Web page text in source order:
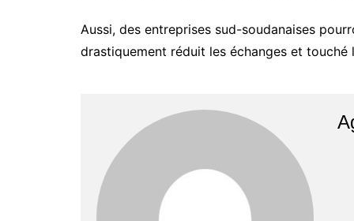
Aussi, des entreprises sud-soudanaises
drastiquement réduit les échanges et